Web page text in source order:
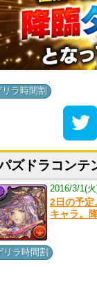
リラ時間割
ズドラコンテ
2016/3/1(
2日の予定
キャラ。
リラ時間割